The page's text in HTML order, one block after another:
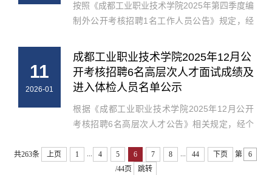
按照《成都工业职业技术学院2025年第四季度编
制外公开考核招聘1名工作人员公告》规定，经
程序，并经2026年1月15日学院第1次院长办公
会研究同意，确定滕静为成都工业职...
11
2026-01
成都工业职业技术学院2025年12月公
开考核招聘6名高层次人才面试成绩及
进入体检人员名单公示
根据《成都工业职业技术学院2025年12月公开
考核招聘6名高层次人才公告》相关规定，经个
进入体检人员名单进行公示。一、面试成绩及进
入体检人员名单见附表。二、请进入...
共263条 上页 1 4 5 6 7 8 44 下页
第
/44页
跳转